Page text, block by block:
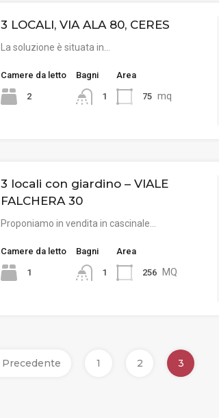
3 LOCALI, VIA ALA 80, CERES
La soluzione è situata in…
Camere da letto
2
Bagni
1
Area
75 mq
3 locali con giardino – VIALE
FALCHERA 30
Proponiamo in vendita in cascinale…
Camere da letto
1
Bagni
1
Area
256 MQ
Precedente 1 2 3